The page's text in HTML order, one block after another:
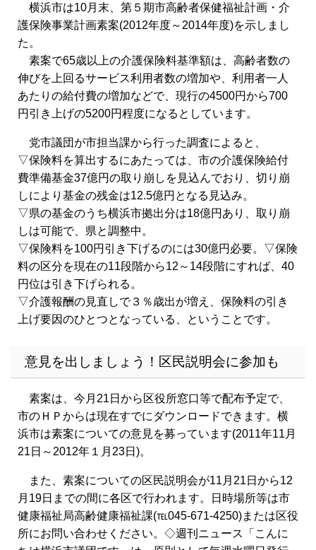
横浜市は10月末、第５期市高齢者保健福祉計画・介
護保険事業計画素案(2012年度～2014年度)を示しまし
た。
素案で65歳以上の介護保険料基準額は、高齢者数の
伸びを上回るサービス利用者数の増加や、利用者一人
あたりの給付費の増加などで、現行の4500円から700
円引き上げの5200円程度になるとしています。
党市議団が市担当課から行った調査によると、
▽保険料を算出するにあたっては、市の介護保険給付
費準備基金37億円の取り崩しを見込んでおり、切り崩
しにより基金の残金は12.5億円となる見込み。
▽県の基金のうち横浜市拠出分は18億円あり、取り崩
しは可能で、県と調整中。
▽保険料を100円引き下げるのには30億円必要。▽保険
料の区分を現在の11段階から12～14段階にすれば、40
円位は引き下げられる。
▽介護報酬の見直しで３％歳出が増え、保険料の引き
上げ要因のひとつとなっている、ということです。
意見を出しましょう！区民説明会に参加も
素案は、今月21日から区役所窓口等で配布予定で、
市のＨＰからは現在すでにダウンロードできます。横
浜市は素案についての意見を募っています(2011年11月
21日～2012年１月23日)。
また、素案についての区民説明会が11月21日から12
月19日までの間に各区で行われます。日時場所等は市
健康福祉局高齢健康福祉課(℡045-671-4250)または区役
所にお問い合わせください。◇週刊ニュース「こんに